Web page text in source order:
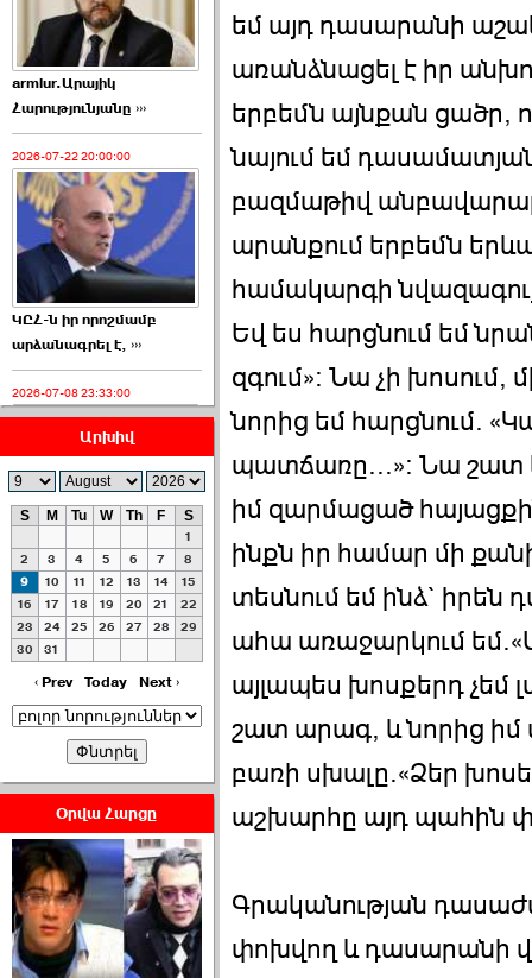
armlur.Արայիկ
Հարությունյանը ›››
2026-07-22 20:00:00
ԿԸՀ-ն իր որոշմամբ
արձանագրել է, ›››
2026-07-08 23:33:00
ՀԱՅԱՊԱՀՊԱՆՈՒԹԻՒՆ՝
ՀԱՒԱՏՔԻ ԵՒ
ԿՐԹՈՒԹԵԱՆ
ՃԱՆԱՊԱՐՀՈՎ ›››
2026-07-06 06:50:00
Ամենաշատը էսօրվանից
էի վախենում.Նիկոլայ
Եղիազարյան ›››
2026-07-05 23:19:00
Արխիվ
S M Tu W Th F S
1
2
3 4 5 6 7
8
9
10 11 12 13 14
15
16
17 18 19 20 21
22
23
24 25 26 27 28
29
30
31
‹ Prev Today Next ›
Օրվա Հարցը
եմ այդ դասարանի
առանձնացել է իր
երբեմն այնքան ցածր,
նայում եմ
բազմաթիվ
արանքում երբեմն
համակարգի
Եվ ես հարցնում եմ
զգում»: Նա չի խոսում,
նորից եմ հարցնում.
պատճառը...»: Նա շատ
իմ զարմացած
ինքն իր համար մի
տեսնում եմ ինձ` իրեն
ահա առաջարկում
այլապես խոսքերդ չեմ
շատ արագ, և նորից իմ
բառի սխալը.«Ձեր
աշխարհը այդ պահին
Գրականության
փոխվող և դասարանի